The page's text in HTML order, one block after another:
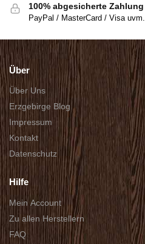
100% abgesicherte Zahlung
PayPal / MasterCard / Visa uvm.
Über
Über Uns
Erzgebirge Blog
Impressum
Kontakt
Datenschutz
Hilfe
Mein Account
Zu allen Herstellern
FAQ